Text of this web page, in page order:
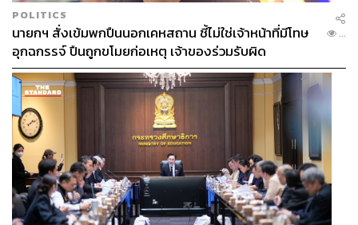
POLITICS
นายกฯ สั่งเข้มพกปืนนอกเคหสถาน ชี้ไม่ใช่เจ้าหน้าที่มีโทษ
อุกฉกรรจ์ ปืนถูกขโมยก่อเหตุ เจ้าของร่วมรับผิด
...